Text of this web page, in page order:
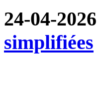
24-04-2026
simplifiées